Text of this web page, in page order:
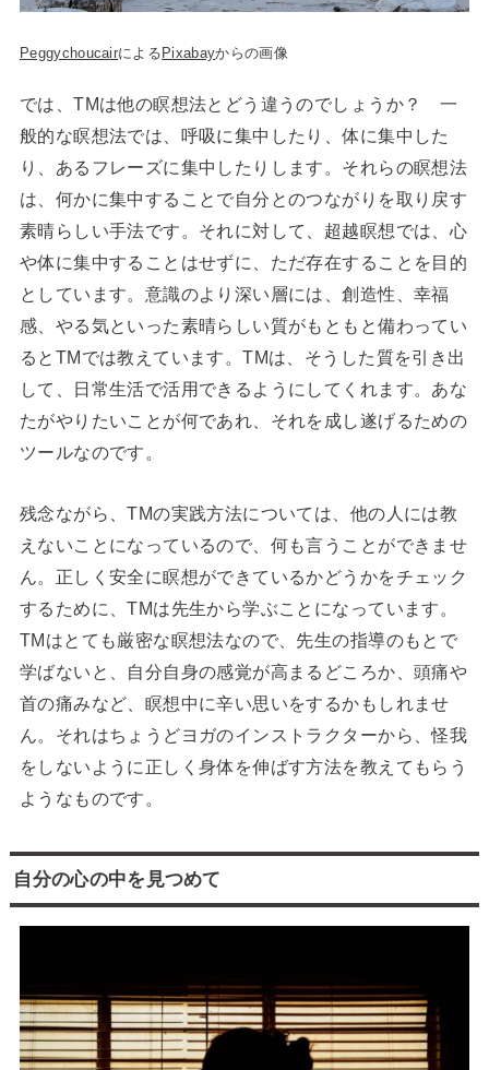
Peggychoucairによる Pixabayからの画像
では、TMは他の瞑想法とどう違うのでしょうか？ 一
般的な瞑想法では、呼吸に集中したり、体に集中した
り、あるフレーズに集中したりします。それらの瞑想法
は、何かに集中することで自分とのつながりを取り戻す
素晴らしい手法です。それに対して、超越瞑想では、心
や体に集中することはせずに、ただ存在することを目的
としています。意識のより深い層には、創造性、幸福
感、やる気といった素晴らしい質がもともと備わってい
るとTMでは教えています。TMは、そうした質を引き出
して、日常生活で活用できるようにしてくれます。あな
たがやりたいことが何であれ、それを成し遂げるための
ツールなのです。
残念ながら、TMの実践方法については、他の人には教
えないことになっているので、何も言うことができませ
ん。正しく安全に瞑想ができているかどうかをチェック
するために、TMは先生から学ぶことになっています。
TMはとても厳密な瞑想法なので、先生の指導のもとで
学ばないと、自分自身の感覚が高まるどころか、頭痛や
首の痛みなど、瞑想中に辛い思いをするかもしれませ
ん。それはちょうどヨガのインストラクターから、怪我
をしないように正しく身体を伸ばす方法を教えてもらう
ようなものです。
自分の心の中を見つめて